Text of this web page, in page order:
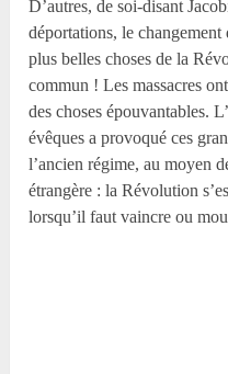
D’autres, de soi-disant
déportations, le changement
plus belles choses de la
commun ! Les massacres
des choses épouvantables.
évêques a provoqué ces
l’ancien régime, au moyen
étrangère : la Révolution
lorsqu’il faut vaincre ou